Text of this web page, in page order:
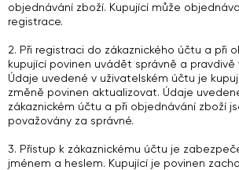
objednávání zboží. Kupující může
registrace.
2. Při registraci do zákaznického účtu a při
kupující povinen uvádět správně a pravdivě
Údaje uvedené v uživatelském účtu je
změně povinen aktualizovat. Údaje
zákaznickém účtu a při objednávání zboží
považovány za správné.
3. Přístup k zákaznickému účtu je
jménem a heslem. Kupující je povinen